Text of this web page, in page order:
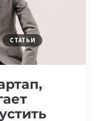
СТАТЬИ